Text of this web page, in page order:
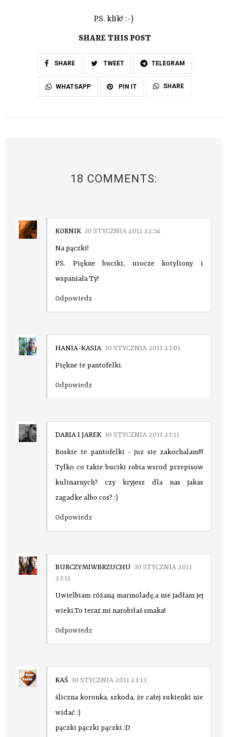
P.S. klik! :-)
SHARE THIS POST
SHARE TWEET TELEGRAM
WHATSAPP PIN IT SHARE
18 COMMENTS:
KORNIK 30 STYCZNIA 2011 22:54
Na pączki!
PS. Piękne buciki, urocze kotyliony i
wspaniała Ty!
Odpowiedz
HANIA-KASIA 30 STYCZNIA 2011 23:01
Piękne te pantofelki.
Odpowiedz
DARIA I JAREK 30 STYCZNIA 2011 23:11
Boskie te pantofelki - juz sie zakochalam!!!
Tylko co takie buciki robia wsrod przepisow
kulinarnych? czy kryjesz dla nas jakas
zagadke albo cos? :)
Odpowiedz
BURCZYMIWBRZUCHU 30 STYCZNIA 2011
23:11
Uwielbiam różaną marmoladę,a nie jadłam jej
wieki.To teraz mi narobiłaś smaka!
Odpowiedz
KAŚ 30 STYCZNIA 2011 23:13
śliczna koronka, szkoda, że całej sukienki nie
widać :)
pączki pączki pączki :D